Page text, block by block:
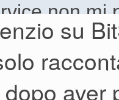
non mi
su
aver